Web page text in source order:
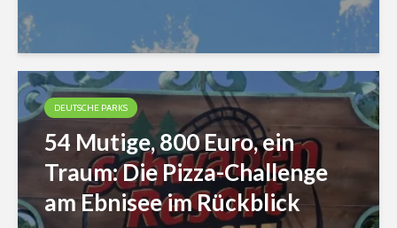
DEUTSCHE PARKS
54 Mutige, 800 Euro, ein
Traum: Die Pizza-Challenge
am Ebnisee im Rückblick